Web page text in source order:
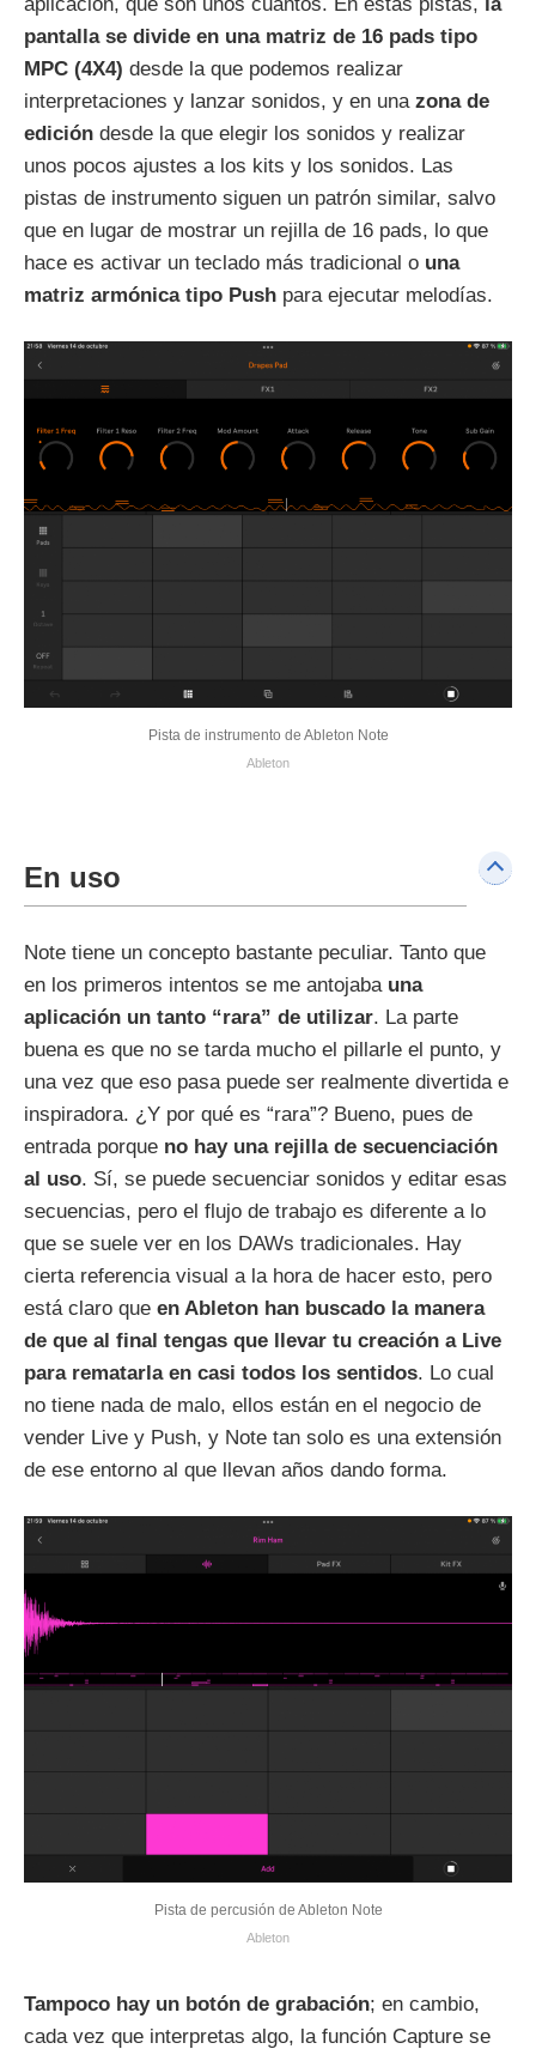
pantalla se divide en una matriz de 16 pads tipo
MPC (4X4) desde la que podemos realizar
interpretaciones y lanzar sonidos, y en una zona de
edición desde la que elegir los sonidos y realizar
unos pocos ajustes a los kits y los sonidos. Las
pistas de instrumento siguen un patrón similar, salvo
que en lugar de mostrar un rejilla de 16 pads, lo que
hace es activar un teclado más tradicional o una
matriz armónica tipo Push para ejecutar melodías.
Pista de instrumento de Ableton Note
Ableton
En uso
Note tiene un concepto bastante peculiar. Tanto que
en los primeros intentos se me antojaba una
aplicación un tanto “rara” de utilizar. La parte
buena es que no se tarda mucho el pillarle el punto, y
una vez que eso pasa puede ser realmente divertida e
inspiradora. ¿Y por qué es “rara”? Bueno, pues de
entrada porque no hay una rejilla de secuenciación
al uso. Sí, se puede secuenciar sonidos y editar esas
secuencias, pero el flujo de trabajo es diferente a lo
que se suele ver en los DAWs tradicionales. Hay
cierta referencia visual a la hora de hacer esto, pero
está claro que en Ableton han buscado la manera
de que al final tengas que llevar tu creación a Live
para rematarla en casi todos los sentidos. Lo cual
no tiene nada de malo, ellos están en el negocio de
vender Live y Push, y Note tan solo es una extensión
de ese entorno al que llevan años dando forma.
Pista de percusión de Ableton Note
Ableton
Tampoco hay un botón de grabación; en cambio,
cada vez que interpretas algo, la función Capture se